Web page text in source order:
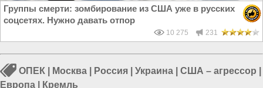
Группы смерти: зомбирование из США уже в русских
соцсетях. Нужно давать отпор
10 275 231
ОПЕК Москва Россия Украина США – агрессор
Европа
Кремль